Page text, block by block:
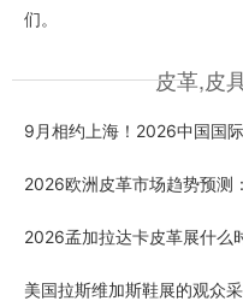
们。
皮革,皮
9月相约上海！2026中国国
2026欧洲皮革市场趋势预测
2026孟加拉达卡皮革展什么
美国拉斯维加斯鞋展的观众